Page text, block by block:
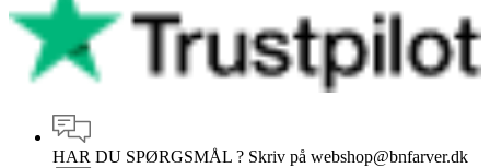
HAR DU SPØRGSMÅL ? Skriv på webshop@bnfarver.dk